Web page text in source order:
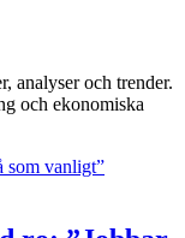
analyser och trender.
och ekonomiska